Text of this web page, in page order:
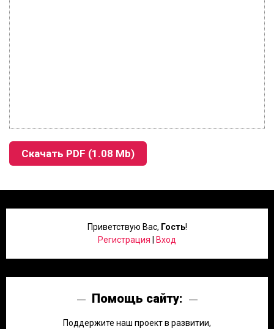
Скачать PDF (1.08 Mb)
Приветствую Вас, Гость!
Регистрация
Вход
Помощь сайту:
Поддержите наш проект в развитии,